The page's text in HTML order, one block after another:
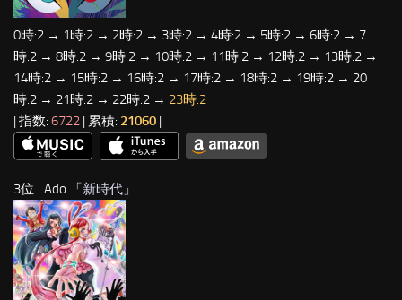
0時:2 → 1時:2 → 2時:2 → 3時:2 → 4時:2 → 5時:2 → 6時:2 → 7
時:2 → 8時:2 → 9時:2 → 10時:2 → 11時:2 → 12時:2 → 13時:2 →
14時:2 → 15時:2 → 16時:2 → 17時:2 → 18時:2 → 19時:2 → 20
時:2 → 21時:2 → 22時:2 → 23時:2
| 指数: 6722 | 累積: 21060 |
3位…Ado 「 新時代 」